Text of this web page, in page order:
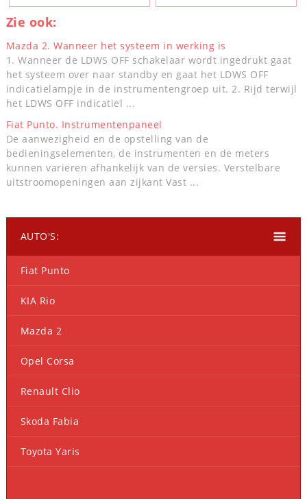
Zie ook:
Mazda 2. Wanneer het systeem in werking is
1. Wanneer de LDWS OFF schakelaar wordt ingedrukt gaat
het systeem over naar standby en gaat het LDWS OFF
indicatielampje in de instrumentengroep uit. 2. Rijd terwijl
het LDWS OFF indicatiel ...
Fiat Punto. Instrumentenpaneel
De aanwezigheid en de opstelling van de
bedieningselementen, de instrumenten en de meters
kunnen variëren afhankelijk van de versies. Verstelbare
uitstroomopeningen aan zijkant Vast ...
AUTO'S:
Fiat Punto
KIA Rio
Mazda 2
Opel Corsa
Renault Clio
Skoda Fabia
Toyota Yaris